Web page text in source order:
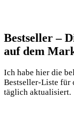
Bestseller –
auf dem
Ich habe hier die
Bestseller-Liste für
täglich aktualisiert.